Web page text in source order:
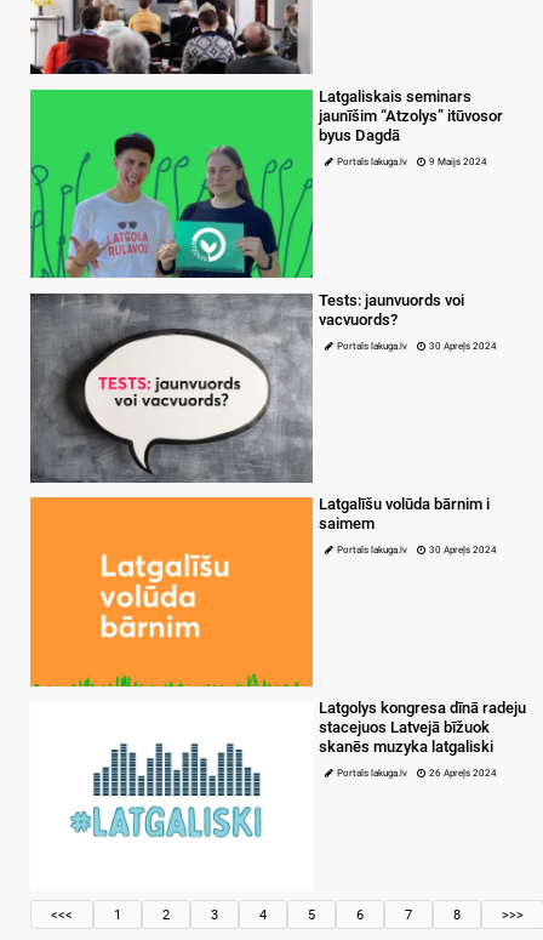
Latgaliskais seminars
jaunīšim “Atzolys” itūvosor
byus Dagdā
Portals lakuga.lv 9 Maijs 2024
Tests: jaunvuords voi
vacvuords?
Portals lakuga.lv 30 Apreļs 2024
Latgalīšu volūda bārnim i
saimem
Portals lakuga.lv 30 Apreļs 2024
Latgolys kongresa dīnā radeju
stacejuos Latvejā bīžuok
skanēs muzyka latgaliski
Portals lakuga.lv 26 Apreļs 2024
<<< 1 2 3 4 5 6 7 8 >>>